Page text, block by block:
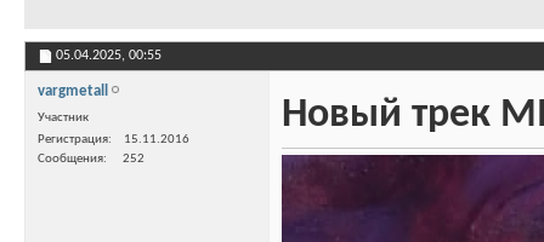
05.04.2025, 00:55
vargmetall
Участник
Регистрация
15.11.2016
Сообщения
252
Новый трек